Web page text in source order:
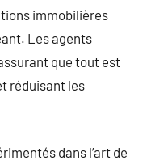
immobilières
Les agents
que tout est
réduisant les
dans l’art de